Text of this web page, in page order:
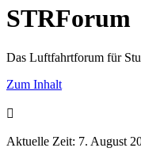
STRForum
Das Luftfahrtforum für
Zum Inhalt
Aktuelle Zeit: 7. August